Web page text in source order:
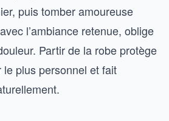
puis tomber amoureuse
l’ambiance retenue, oblige
Partir de la robe protège
plus personnel et fait